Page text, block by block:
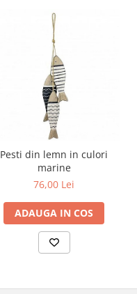
Pesti din lemn in culori
marine
76,00 Lei
ADAUGA IN COS